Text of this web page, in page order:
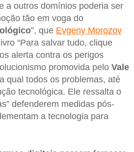
a outros domínios poderia ser
tão em voga do
”, que Evgeny Morozov
“Para salvar tudo, clique
alerta contra os perigos
promovida pelo Vale
qual todos os problemas, até
tecnológica. Ele ressalta o
defenderem medidas pós-
a tecnologia para